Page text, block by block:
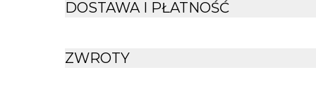
DOSTAWA I PŁATNOŚĆ
ZWROTY